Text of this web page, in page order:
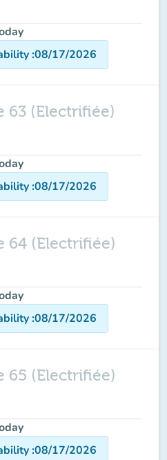
:08/17/2026
63 (Electrifiée)
:08/17/2026
64 (Electrifiée)
:08/17/2026
65 (Electrifiée)
:08/17/2026